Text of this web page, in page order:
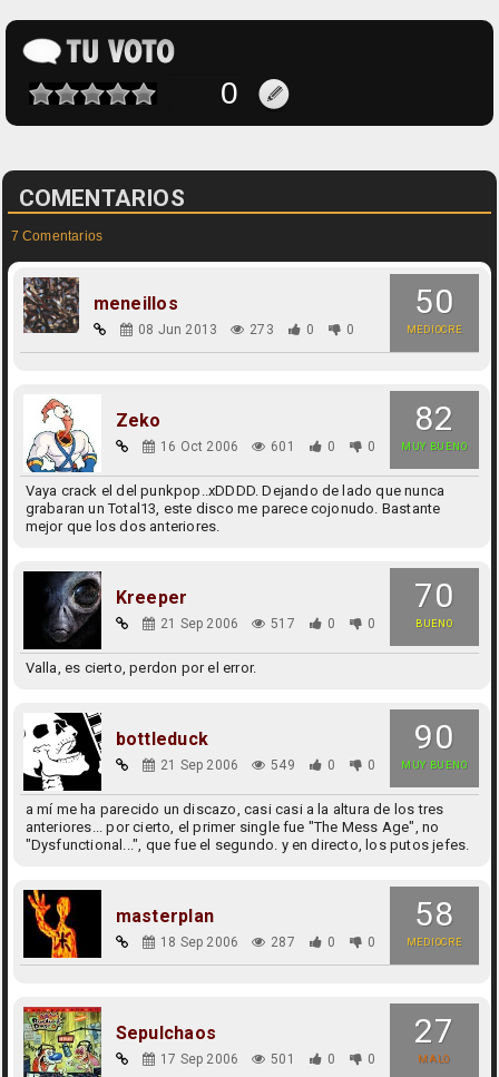
COMENTARIOS
7 Comentarios
50
MEDIOCRE
meneillos
08 Jun 2013 273 0 0
82
MUY BUENO
Zeko
16 Oct 2006 601 0 0
Vaya crack el del punkpop..xDDDD. Dejando de lado que nunca
grabaran un Total13, este disco me parece cojonudo. Bastante
mejor que los dos anteriores.
70
BUENO
Kreeper
21 Sep 2006 517 0 0
Valla, es cierto, perdon por el error.
90
MUY BUENO
bottleduck
21 Sep 2006 549 0 0
a mí me ha parecido un discazo, casi casi a la altura de los tres
anteriores... por cierto, el primer single fue "The Mess Age", no
"Dysfunctional...", que fue el segundo. y en directo, los putos jefes.
58
MEDIOCRE
masterplan
18 Sep 2006 287 0 0
27
MALO
Sepulchaos
17 Sep 2006 501 0 0